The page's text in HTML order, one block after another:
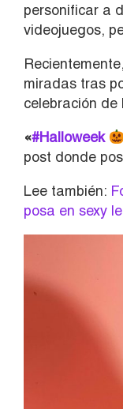
personificar a
videojuegos,
miradas tras
celebración de
«#Halloweek
post donde
Lee también:
posa en sexy